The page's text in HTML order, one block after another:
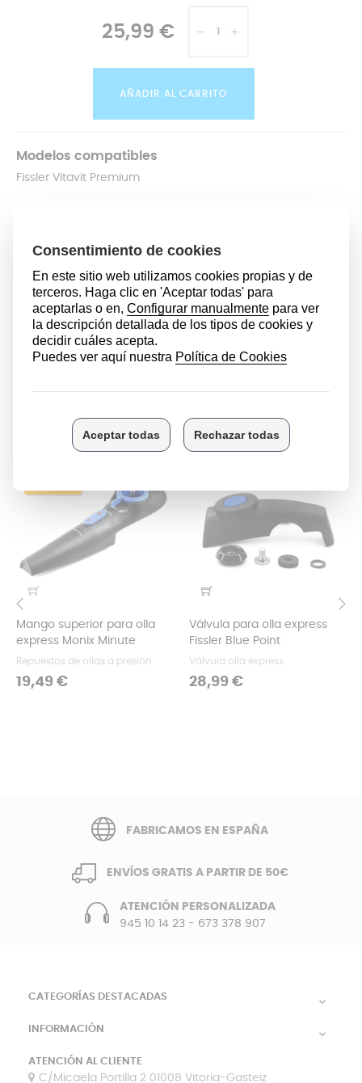
25,99 €
AÑADIR AL CARRITO
Modelos compatibles
Fissler Vitavit Premium
DESCRIPCIÓN
LOS CLIENTES QUE COMPRARON ESTE
Mango superior para olla
express Monix Minute
Repuestos de ollas a presión
Precio
19,49 €
Válvula para olla express
Fissler Blue Point
Válvula olla express
Precio
28,99 €
‹
FABRICAMOS EN ESPAÑA
ENVÍOS GRATIS A PARTIR DE 50€
ATENCIÓN PERSONALIZADA
945 10 14 23- 673 378 907
CATEGORÍAS DESTACADAS 
INFORMACIÓN 
ATENCIÓN AL CLIENTE
C/Micaela Portilla 2 01008 Vitoria-Gasteiz